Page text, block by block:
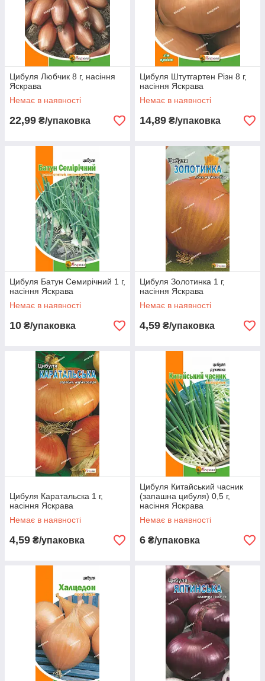
Цибуля Любчик 8 г, насіння
Яскрава
Немає в наявності
22,99 ₴/упаковка
Цибуля Штутгартен Різн 8 г,
насіння Яскрава
Немає в наявності
14,89 ₴/упаковка
Цибуля Батун Семирічний 1 г,
насіння Яскрава
Немає в наявності
10 ₴/упаковка
Цибуля Золотинка 1 г,
насіння Яскрава
Немає в наявності
4,59 ₴/упаковка
Цибуля Каратальска 1 г,
насіння Яскрава
Немає в наявності
4,59 ₴/упаковка
Цибуля Китайський часник
(запашна цибуля) 0,5 г,
насіння Яскрава
Немає в наявності
6 ₴/упаковка